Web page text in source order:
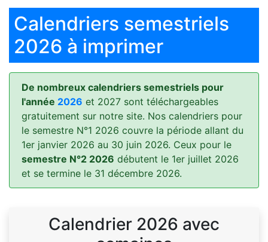
Calendriers semestriels
2026 à imprimer
De nombreux calendriers semestriels pour
l'année 2026 et 2027 sont téléchargeables
gratuitement sur notre site. Nos calendriers pour
le semestre N°1 2026 couvre la période allant du
1er janvier 2026 au 30 juin 2026. Ceux pour le
semestre N°2 2026 débutent le 1er juillet 2026
et se termine le 31 décembre 2026.
Calendrier 2026 avec